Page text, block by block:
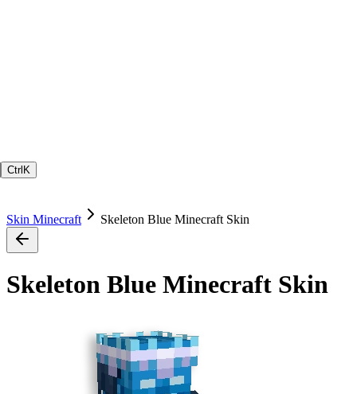
Ctrl K
Skin Minecraft Skeleton Blue Minecraft Skin
Skeleton Blue Minecraft Skin